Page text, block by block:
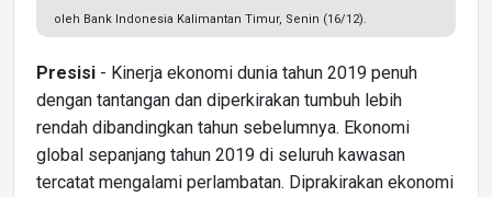
oleh Bank Indonesia Kalimantan Timur, Senin (16/12).
Presisi - Kinerja ekonomi dunia tahun 2019 penuh
dengan tantangan dan diperkirakan tumbuh lebih
rendah dibandingkan tahun sebelumnya. Ekonomi
global sepanjang tahun 2019 di seluruh kawasan
tercatat mengalami perlambatan. Diprakirakan ekonomi